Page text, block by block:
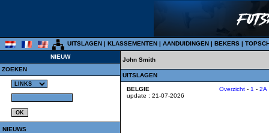
UITSLAGEN | KLASSEMENTEN | AANDUIDINGEN | BEKERS |
NIEUW
ZOEKEN
NIEUWS
John Smith
UITSLAGEN
BELGIE
update : 21-07-2026
Overzicht - 1 - 2A